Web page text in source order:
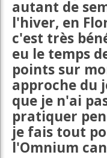
autant de
l'hiver, en
c'est très
eu le temps
points sur
approche du
que je n'ai
pratiquer
je fais tout
l'Omnium